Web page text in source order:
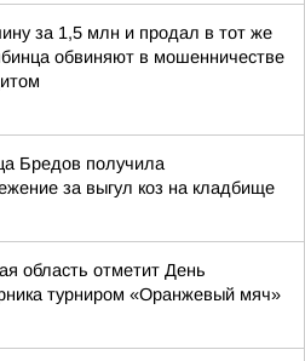
за 1,5 млн и продал в тот же
обвиняют в мошенничестве
Бредов получила
за выгул коз на кладбище
область отметит День
турниром «Оранжевый мяч»